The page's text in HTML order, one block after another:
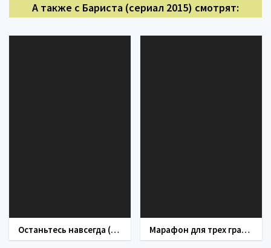
А также с Бариста (сериал 2015) смотрят:
Останьтесь навсегда (сериал 2015) Марафон для трех граций (сериал 2015)